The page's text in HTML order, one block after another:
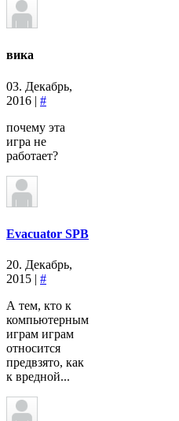
вика
03. Декабрь,
2016 | #
почему эта
игра не
работает?
Evacuator SPB
20. Декабрь,
2015 | #
А тем, кто к
компьютерным
играм играм
относится
предвзято, как
к вредной...